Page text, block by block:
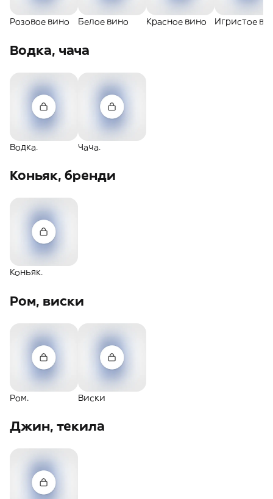
Розовое вино Белое вино Красное вино Игристое
Водка, чача
Водка. Чача.
Коньяк, бренди
Коньяк.
Ром, виски
Ром. Виски
Джин, текила